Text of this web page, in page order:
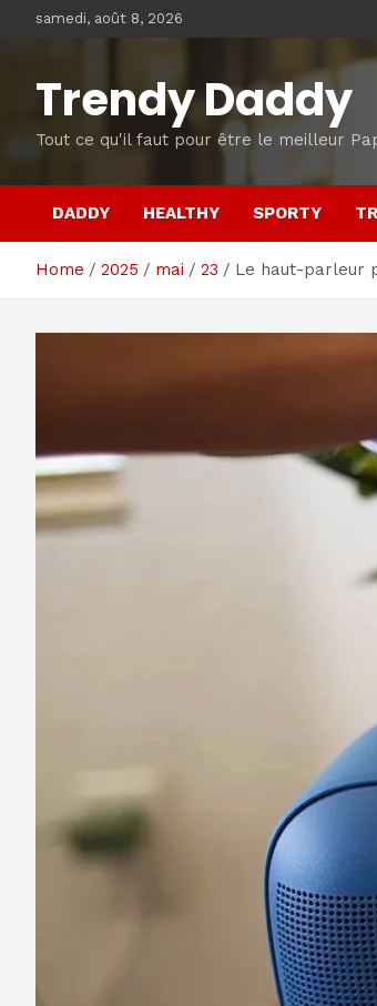
samedi, août 8, 2026
Trendy Daddy
Tout ce qu'il faut pour être le meilleur
DADDY HEALTHY SPORTY
Home 2025 mai 23 Le haut-parleur